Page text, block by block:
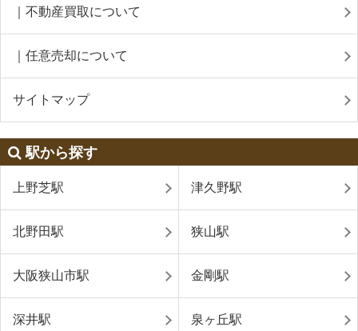
｜不動産買取について
｜任意売却について
サイトマップ
駅から探す
上野芝駅 津久野駅
北野田駅 狭山駅
大阪狭山市駅 金剛駅
深井駅 泉ヶ丘駅